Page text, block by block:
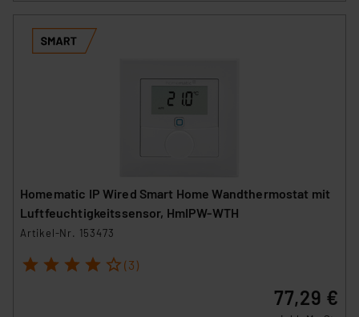
Homematic IP Wired Smart Home Wandthermostat mit
Luftfeuchtigkeitssensor, HmIPW-WTH
Artikel-Nr. 153473
1 2 3 4 5 (3)
77,29 €